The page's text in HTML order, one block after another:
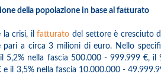
della popolazione in base al fatturato
la crisi, ilfatturato del settore è cresciuto
pari a circa 3 milioni di euro. Nello
5,2% nella fascia 500.000 - 999.999 €,
e il 3,5% nella fascia 10.000.000 -